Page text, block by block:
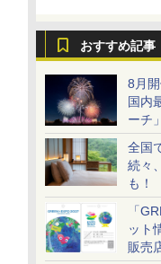
おすすめ記事
8月
国内
ーチ
ど大
全国
続々
も！
め
「
ット
販売